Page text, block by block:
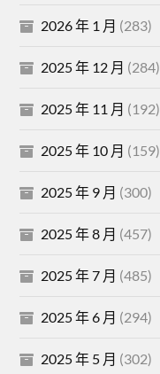
2026 年 1 月 (283)
2025 年 12 月 (284)
2025 年 11 月 (192)
2025 年 10 月 (159)
2025 年 9 月 (300)
2025 年 8 月 (457)
2025 年 7 月 (485)
2025 年 6 月 (294)
2025 年 5 月 (302)